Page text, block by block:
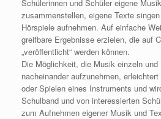
Schülerinnen und Schüler eigene
zusammenstellen, eigene Texte
Hörspiele aufnehmen. Auf einfache
greifbare Ergebnisse erzielen, die auf
„veröffentlicht“ werden können.
Die Möglichkeit, die Musik einzeln
nacheinander aufzunehmen,
oder Spielen eines Instruments und
Schulband und von interessierten
zum Aufnehmen eigener Musik und